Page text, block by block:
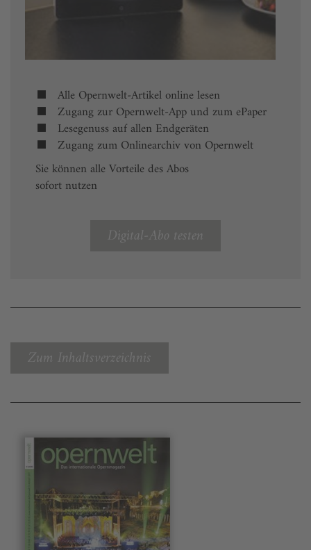
Alle Opernwelt-Artikel online lesen
Zugang zur Opernwelt-App und zum ePaper
Lesegenuss auf allen Endgeräten
Zugang zum Onlinearchiv von Opernwelt
Sie können alle Vorteile des Abos
sofort nutzen
Digital-Abo testen
Zum Inhaltsverzeichnis